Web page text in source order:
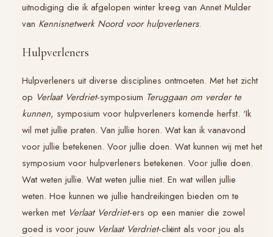
uitnodiging die ik afgelopen winter kreeg van Annet Mulder
van Kennisnetwerk Noord voor hulpverleners.
Hulpverleners
Hulpverleners uit diverse disciplines ontmoeten. Met het zicht
op Verlaat Verdriet-symposium Teruggaan om verder te
kunnen, symposium voor hulpverleners komende herfst. ‘Ik
wil met jullie praten. Van jullie horen. Wat kan ik vanavond
voor jullie betekenen. Voor jullie doen. Wat kunnen wij met het
symposium voor hulpverleners betekenen. Voor jullie doen.
Wat weten jullie. Wat weten jullie niet. En wat willen jullie
weten. Hoe kunnen we jullie handreikingen bieden om te
werken met Verlaat Verdriet-ers op een manier die zowel
goed is voor jouw Verlaat Verdriet-cliënt als voor jou als